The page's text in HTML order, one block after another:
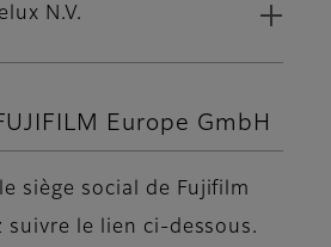
N.V.
Europe GmbH
siège social de Fujifilm
suivre le lien ci-dessous.